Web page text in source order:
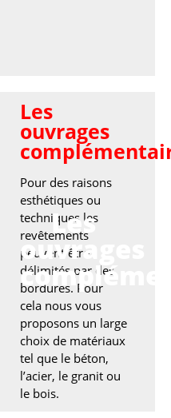
Les
ouvrages
Les
ouvrages
Pour des raisons
esthétiques ou
techniques les
revêtements
peuvent être
délimités par des
bordures. Pour
cela nous vous
proposons un large
choix de matériaux
tel que le béton,
l’acier, le granit ou
le bois.